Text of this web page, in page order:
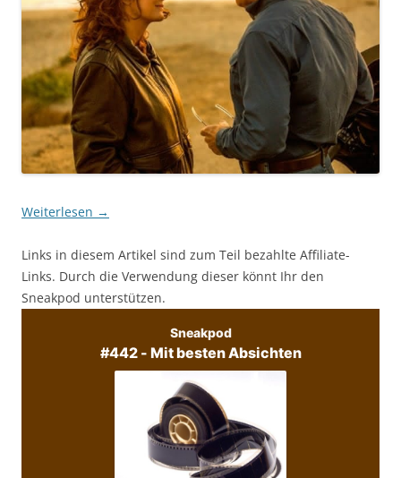
Weiterlesen →
Links in diesem Artikel sind zum Teil bezahlte Affiliate-
Links. Durch die Verwendung dieser könnt Ihr den
Sneakpod unterstützen.